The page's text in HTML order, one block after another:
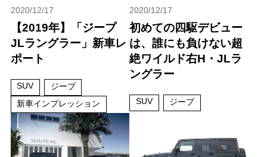
2020/12/17
【2019年】「ジープ
JLラングラー」新車レ
ポート
SUV
ジープ
新車インプレッション
2020/12/17
初めての四駆デビュー
は、誰にも負けない超
絶ワイルド右H・JLラ
ングラー
SUV ジープ